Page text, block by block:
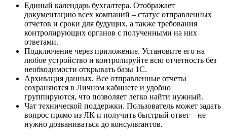
Единый календарь бухгалтера. Отображает
документацию всех компаний – статус отправленных
отчетов и сроки для будущих, а также требования
контролирующих органов с полученными на них
ответами.
Подключение через приложение. Установите его на
любое устройство и контролируйте всю отчетность без
необходимости открывать базы 1С.
Архивация данных. Все отправленные отчеты
сохраняются в Личном кабинете и удобно
группируются, что позволяет легко найти нужный.
Чат технической поддержки. Пользователь может задать
вопрос прямо из ЛК и получить быстрый ответ – не
нужно дозваниваться до консультантов.